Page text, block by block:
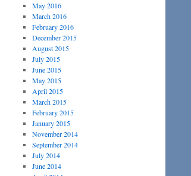
May 2016
March 2016
February 2016
December 2015
August 2015
July 2015
June 2015
May 2015
April 2015
March 2015
February 2015
January 2015
November 2014
September 2014
July 2014
June 2014